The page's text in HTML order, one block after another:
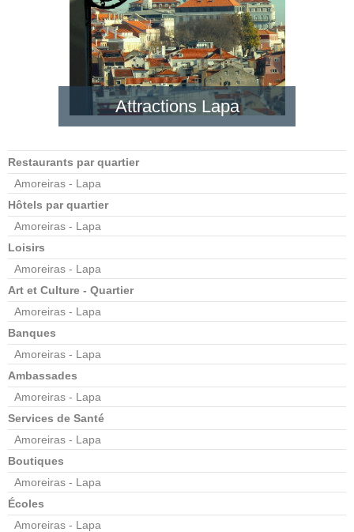
Attractions Lapa
Restaurants par quartier
Amoreiras - Lapa
Hôtels par quartier
Amoreiras - Lapa
Loisirs
Amoreiras - Lapa
Art et Culture - Quartier
Amoreiras - Lapa
Banques
Amoreiras - Lapa
Ambassades
Amoreiras - Lapa
Services de Santé
Amoreiras - Lapa
Boutiques
Amoreiras - Lapa
Écoles
Amoreiras - Lapa